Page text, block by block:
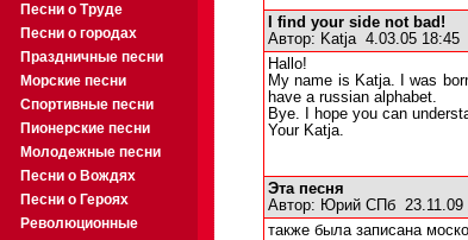
Песни о Труде
Песни о городах
Праздничные песни
Морские песни
Спортивные песни
Пионерские песни
Молодежные песни
Песни о Вождях
Песни о Героях
Революционные
I find your side not bad!
Автор: Katja4.03.05 18:45
Hallo!
My name is Katja. I was
have a russian alphabet.
Bye. I hope you can
Your Katja.
Эта песня
Автор: Юрий СПб 23.11.09
также была записана